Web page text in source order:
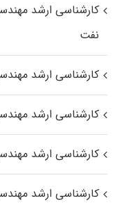
کارشناسی ارشد
نفت
کارشناسی ارشد
کارشناسی ارشد
کارشناسی ارشد
کارشناسی ارشد